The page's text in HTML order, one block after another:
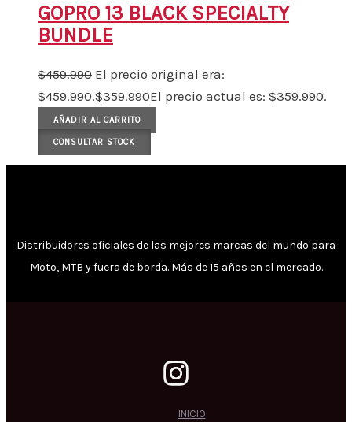
GOPRO 13 BLACK SPECIALTY
BUNDLE
$459.990 El precio original era:
$459.990.$359.990El precio actual es: $359.990.
AÑADIR AL CARRITO
CONSULTAR STOCK
Distribuidores oficiales de las mejores marcas del mundo para
Moto, MTB y fuera de borda. Más de 15 años en el mercado.
INICIO